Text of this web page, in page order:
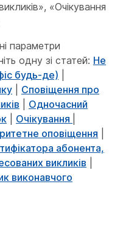
«Очікування
параметри
одну зі статей: Не
будь-де)
Сповіщення про
Одночасний
Очікування
оповіщення
абонента,
викликів
виконавчого